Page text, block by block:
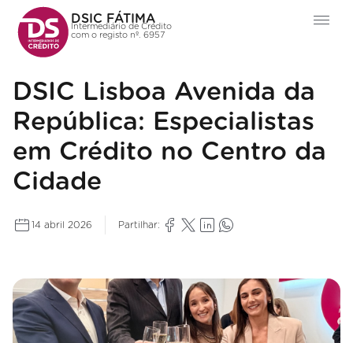
DSIC FÁTIMA
Intermediário de Crédito
com o registo nº. 6957
DSIC Lisboa Avenida da
República: Especialistas
em Crédito no Centro da
Cidade
14 abril 2026 Partilhar: